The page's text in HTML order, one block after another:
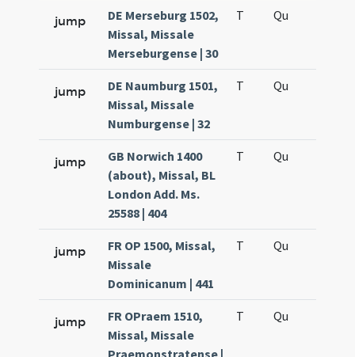
jump
DE Merseburg 1502,
Missal, Missale
Merseburgense | 30
T Qu
jump
DE Naumburg 1501,
Missal, Missale
Numburgense | 32
T Qu
jump
GB Norwich 1400
(about), Missal, BL
London Add. Ms.
25588 | 404
T Qu
jump
FR OP 1500, Missal,
Missale
Dominicanum | 441
T Qu
jump
FR OPraem 1510,
Missal, Missale
Praemonstratense |
T Qu